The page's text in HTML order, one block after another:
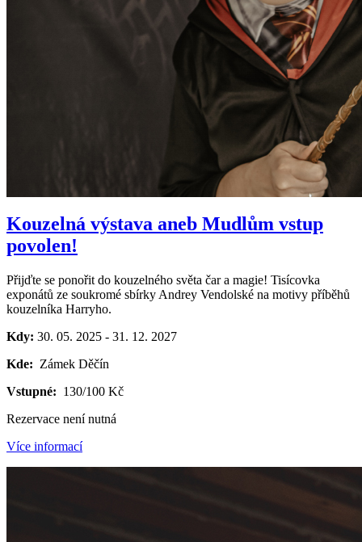
Kouzelná výstava aneb Mudlům vstup
povolen!
Přijďte se ponořit do kouzelného světa čar a magie! Tisícovka
exponátů ze soukromé sbírky Andrey Vendolské na motivy příběhů
kouzelníka Harryho.
Kdy: 30. 05. 2025 - 31. 12. 2027
Kde: Zámek Děčín
Vstupné: 130/100 Kč
Rezervace není nutná
Více informací